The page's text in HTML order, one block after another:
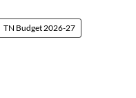
TN Budget 2026-27